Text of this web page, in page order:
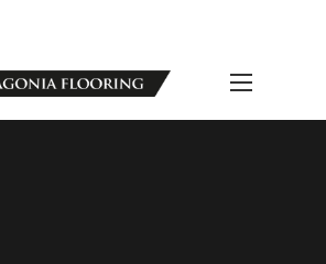
Viernes de 8 a 17 hs.